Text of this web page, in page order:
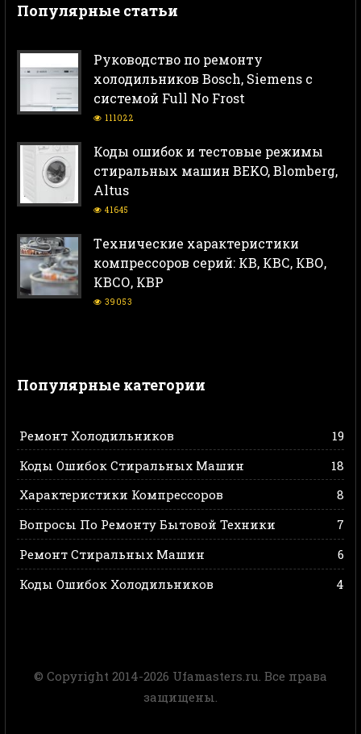
Популярные статьи
Руководство по ремонту
холодильников Bosch, Siemens с
системой Full No Frost
111022
Коды ошибок и тестовые режимы
стиральных машин BEKO, Blomberg,
Altus
41645
Тeхнические характеристики
компрессоров серий: КВ, КВС, КВО,
КВСО, КВР
39053
Популярные категории
Ремонт Холодильников
19
Коды Ошибок Стиральных Машин
18
Характеристики Компрессоров
8
Вопросы По Ремонту Бытовой Техники
7
Ремонт Стиральных Машин
6
Коды Ошибок Холодильников
4
© Copyright 2014-2026 Ufamasters.ru. Все права
защищены.